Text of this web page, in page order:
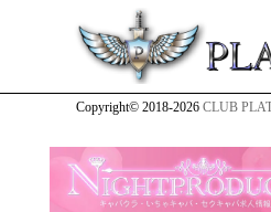
Copyright© 2018-2026 CLUB